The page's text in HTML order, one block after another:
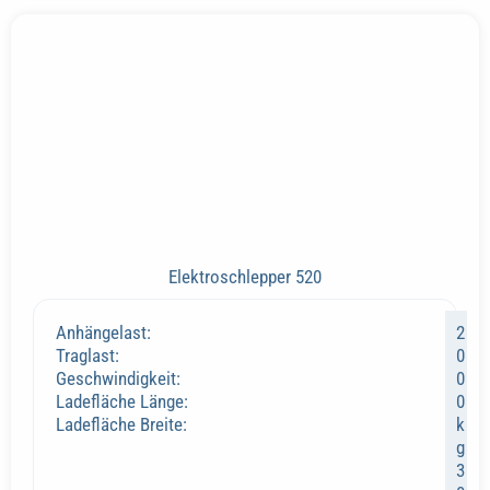
Elektroschlepper 520
Anhängelast:
Traglast:
Geschwindigkeit:
Ladefläche Länge:
Ladefläche Breite:
2
0
0
0
k
g
3